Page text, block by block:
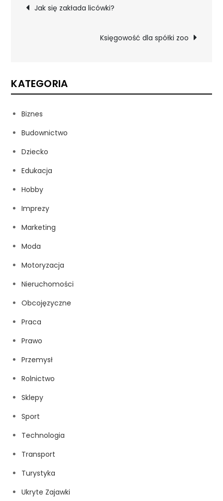
Jak się zakłada licówki?
Księgowość dla spółki zoo
KATEGORIA
Biznes
Budownictwo
Dziecko
Edukacja
Hobby
Imprezy
Marketing
Moda
Motoryzacja
Nieruchomości
Obcojęzyczne
Praca
Prawo
Przemysł
Rolnictwo
Sklepy
Sport
Technologia
Transport
Turystyka
Ukryte Zajawki